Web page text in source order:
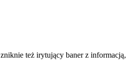
też irytujący baner z